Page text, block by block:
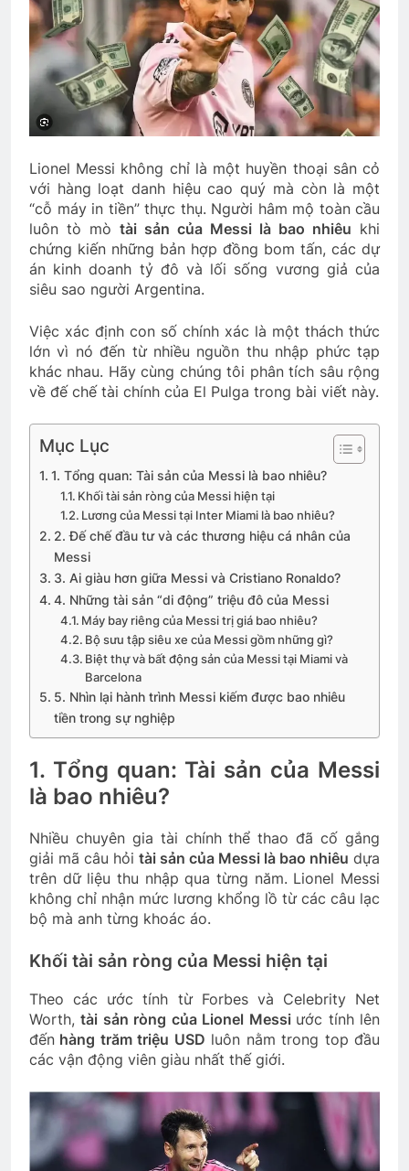
Lionel Messi không chỉ là một huyền thoại sân cỏ
với hàng loạt danh hiệu cao quý mà còn là một
“cỗ máy in tiền” thực thụ. Người hâm mộ toàn cầu
luôn tò mò tài sản của Messi là bao nhiêu khi
chứng kiến những bản hợp đồng bom tấn, các dự
án kinh doanh tỷ đô và lối sống vương giả của
siêu sao người Argentina.
Việc xác định con số chính xác là một thách thức
lớn vì nó đến từ nhiều nguồn thu nhập phức tạp
khác nhau. Hãy cùng chúng tôi phân tích sâu rộng
về đế chế tài chính của El Pulga trong bài viết này.
Mục Lục
1. Tổng quan: Tài sản của Messi là bao nhiêu?
Khối tài sản ròng của Messi hiện tại
Lương của Messi tại Inter Miami là bao nhiêu?
2. Đế chế đầu tư và các thương hiệu cá nhân của
Messi
3. Ai giàu hơn giữa Messi và Cristiano Ronaldo?
4. Những tài sản “di động” triệu đô của Messi
Máy bay riêng của Messi trị giá bao nhiêu?
Bộ sưu tập siêu xe của Messi gồm những gì?
Biệt thự và bất động sản của Messi tại Miami và
Barcelona
5. Nhìn lại hành trình Messi kiếm được bao nhiêu
tiền trong sự nghiệp
1. Tổng quan: Tài sản của Messi
là bao nhiêu?
Nhiều chuyên gia tài chính thể thao đã cố gắng
giải mã câu hỏi tài sản của Messi là bao nhiêu dựa
trên dữ liệu thu nhập qua từng năm. Lionel Messi
không chỉ nhận mức lương khổng lồ từ các câu lạc
bộ mà anh từng khoác áo.
Khối tài sản ròng của Messi hiện tại
Theo các ước tính từ Forbes và Celebrity Net
Worth,tài sản ròng của Lionel Messi ước tính lên
đến hàng trăm triệu USD luôn nằm trong top đầu
các vận động viên giàu nhất thế giới.